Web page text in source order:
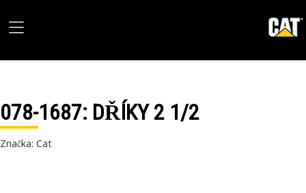
078-1687: DŘÍKY 2 1/2
Značka: Cat